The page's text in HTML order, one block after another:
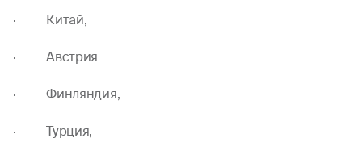
· Китай,
· Австрия
· Финляндия,
· Турция,